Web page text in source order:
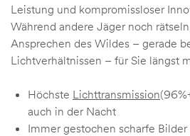
Leistung und kompromissloser
Während andere Jäger noch
Ansprechen des Wildes – gerade
Lichtverhältnissen – für Sie längst
Höchste Lichttransmission
auch in der Nacht
Immer gestochen scharfe